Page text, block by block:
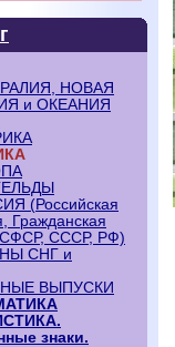
НОВАЯ
и ОКЕАНИЯ
(Российская
Гражданская
СССР, РФ)
СНГ и
ВЫПУСКИ
знаки.